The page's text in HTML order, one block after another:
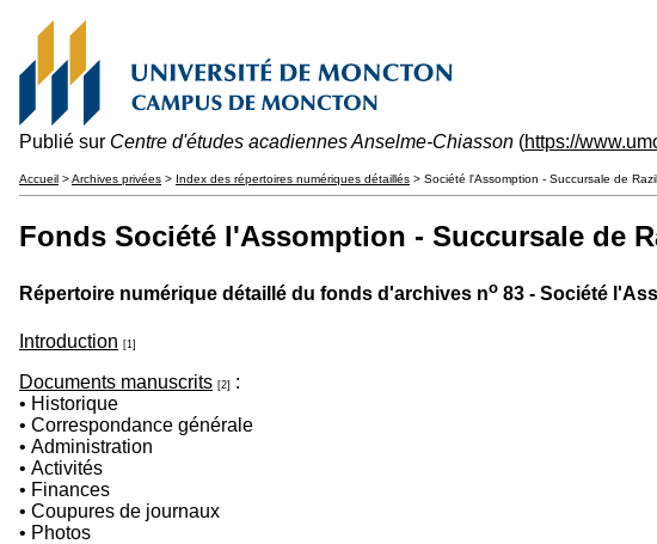
Publié sur Centre d'études acadiennes Anselme-Chiasson (https://
Accueil >Archives privées > Index des répertoires numériques détaillés > Société l'Assomption - Succursale de
Fonds Société l'Assomption - Succursale de
Répertoire numérique détaillé du fonds d'archives no 83 - Société
Introduction [1]
Documents manuscrits [2]
:
• Historique
• Correspondance générale
• Administration
• Activités
• Finances
• Coupures de journaux
• Photos